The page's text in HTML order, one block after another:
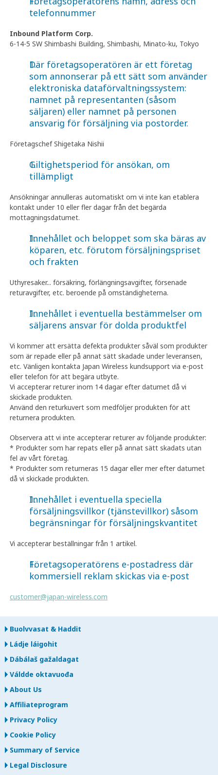
telefonnummer
Inbound Platform Corp.
6-14-5 SW Shimbashi Building, Shimbashi, Minato-ku, Tokyo
Där företagsoperatören är ett företag
som annonserar på ett sätt som använder
elektroniska dataförvaltningssystem:
namnet på representanten (såsom
säljaren) eller namnet på personen
ansvarig för försäljning via postorder.
Företagschef Shigetaka Nishii
Giltighetsperiod för ansökan, om
tillämpligt
Ansökningar annulleras automatiskt om vi inte kan etablera
kontakt under 10 eller fler dagar från det begärda
mottagningsdatumet.
Innehållet och beloppet som ska bäras av
köparen, etc. förutom försäljningspriset
och frakten
Uthyresaker... försäkring, förlängningsavgifter, försenade
returavgifter, etc. beroende på omständigheterna.
Innehållet i eventuella bestämmelser om
säljarens ansvar för dolda produktfel
Vi kommer att ersätta defekta produkter såväl som produkter
som är repade eller på annat sätt skadade under leveransen,
etc. Vänligen kontakta Japan Wireless kundsupport via e-post
eller telefon för att begära utbyte.
Vi accepterar returer inom 14 dagar efter datumet då vi
skickade produkten.
Använd den returkuvert som medföljer produkten för att
returnera produkten.
Observera att vi inte accepterar returer av följande produkter:
* Produkter som har repats eller på annat sätt skadats utan
fel av vårt företag.
* Produkter som returneras 15 dagar eller mer efter datumet
då vi skickade produkten.
Innehållet i eventuella speciella
försäljningsvillkor (tjänstevillkor) såsom
begränsningar för försäljningskvantitet
Vi accepterar beställningar från 1 artikel.
Företagsoperatörens e-postadress där
kommersiell reklam skickas via e-post
customer@japan-wireless.com
Buolvvasat & Haddit
Ládje láigohit
Dábálaš gažaldagat
Váldde oktavuođa
About Us
Affiliateprogram
Privacy Policy
Cookie Policy
Summary of Service
Legal Disclosure